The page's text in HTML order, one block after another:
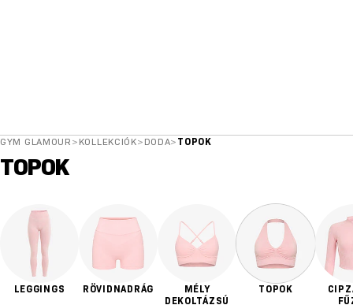
GYM GLAMOUR > KOLLEKCIÓK> DODA> TOPOK
TOPOK
LEGGINGS RÖVIDNADRÁG
MÉLY
DEKOLTÁZSÚ
TOPOK